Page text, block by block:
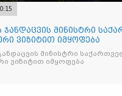
მინისტრი
ვიზიტით იმყოფება
მინისტრი
ვიზიტით იმყოფება